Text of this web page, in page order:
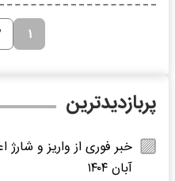
۱
پربازدیدترین
خبر فوری از واریز و شارژ
آبان ۱۴۰۴